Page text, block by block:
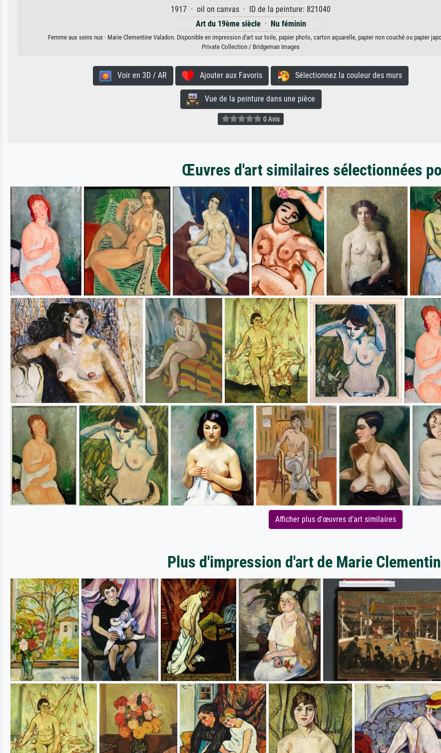
1917 · oil on canvas · ID de la peinture: 821040
Art du 19ème siècle· Nu féminin
Femme aux seins nus · Marie Clementine Valadon. Disponible en impression d'art sur toile, papier photo, carton aquarelle, papier non couché ou papier
Private Collection / Bridgeman Images
Voir en 3D / AR Ajouter aux Favoris Sélectionnez la couleur des murs
Vue de la peinture dans une pièce
0 Avis
Œuvres d'art similaires sélectionnées
Afficher plus d'œuvres d'art similaires
Plus d'impression d'art de Marie